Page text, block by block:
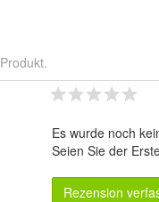
Es wurde noch
Seien Sie der
Rezension